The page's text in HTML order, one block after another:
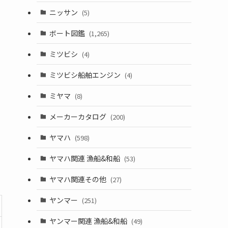
ニッサン (5)
ボート図鑑 (1,265)
ミツビシ (4)
ミツビシ船舶エンジン (4)
ミヤマ (8)
メーカーカタログ (200)
ヤマハ (598)
ヤマハ関連 漁船&和船 (53)
ヤマハ関連その他 (27)
ヤンマー (251)
ヤンマー関連 漁船&和船 (49)